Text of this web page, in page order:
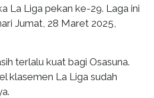
La Liga pekan ke-29. Laga ini
Jumat, 28 Maret 2025,
terlalu kuat bagi Osasuna.
klasemen La Liga sudah